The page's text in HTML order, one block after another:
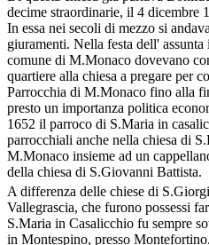
decime straordinarie, il 4 dicembre
In essa nei secoli di mezzo si
giuramenti. Nella festa dell'
comune di M.Monaco dovevano
quartiere alla chiesa a pregare per
Parrocchia di M.Monaco fino alla
presto un importanza politica
1652 il parroco di S.Maria in
parrocchiali anche nella chiesa di
M.Monaco insieme ad un
della chiesa di S.Giovanni Battista.
A differenza delle chiese di
Vallegrascia, che furono possessi
S.Maria in Casalicchio fu sempre
in Montespino, presso Montefortino.